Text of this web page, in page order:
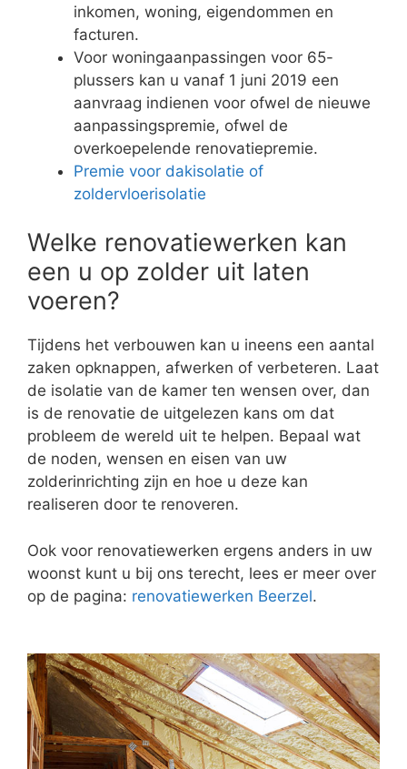
inkomen, woning, eigendommen en
facturen.
Voor woningaanpassingen voor 65-
plussers kan u vanaf 1 juni 2019 een
aanvraag indienen voor ofwel de nieuwe
aanpassingspremie, ofwel de
overkoepelende renovatiepremie.
Premie voor dakisolatie of
zoldervloerisolatie
Welke renovatiewerken kan
een u op zolder uit laten
voeren?
Tijdens het verbouwen kan u ineens een aantal
zaken opknappen, afwerken of verbeteren. Laat
de isolatie van de kamer ten wensen over, dan
is de renovatie de uitgelezen kans om dat
probleem de wereld uit te helpen. Bepaal wat
de noden, wensen en eisen van uw
zolderinrichting zijn en hoe u deze kan
realiseren door te renoveren.
Ook voor renovatiewerken ergens anders in uw
woonst kunt u bij ons terecht, lees er meer over
op de pagina: renovatiewerken Beerzel.